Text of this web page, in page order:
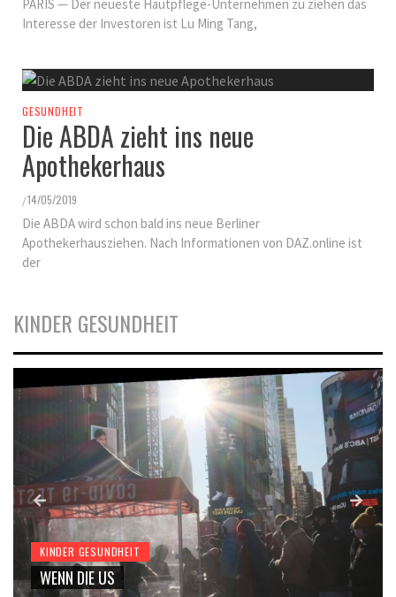
PARIS — Der neueste Hautpflege-Unternehmen zu ziehen das
Interesse der Investoren ist Lu Ming Tang,
GESUNDHEIT
Die ABDA zieht ins neue
Apothekerhaus
/14/05/2019
Die ABDA wird schon bald ins neue Berliner
Apothekerhausziehen. Nach Informationen von DAZ.online ist
der
KINDER GESUNDHEIT
KINDER GESUNDHEIT
WENN DIE US